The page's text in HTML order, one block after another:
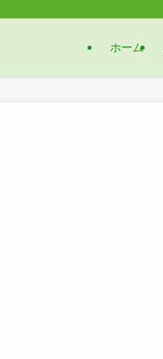
ホーム